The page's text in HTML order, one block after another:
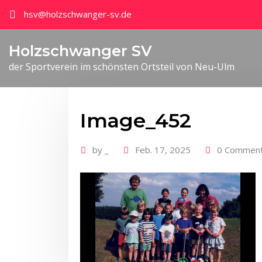
hsv@holzschwanger-sv.de
Holzschwanger SV
der Sportverein im schönsten Ortsteil von Neu-Ulm
Image_452
by Feb. 17, 2025 0